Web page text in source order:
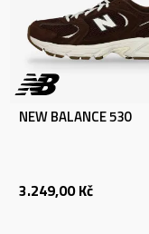
NEW BALANCE 530
3.249,00 Kč